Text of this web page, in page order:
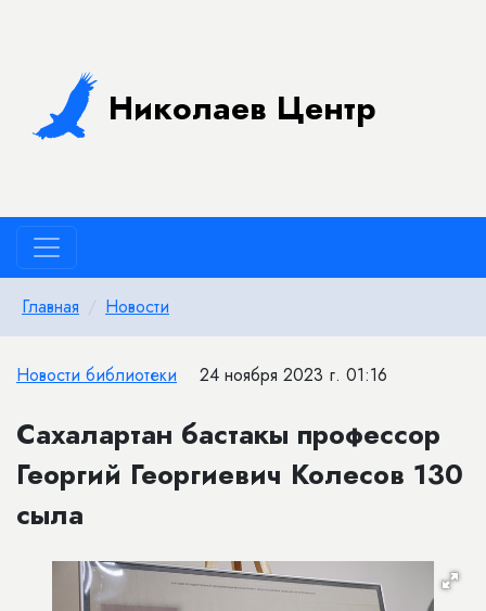
Николаев Центр
Главная Новости
Новости библиотеки 24 ноября 2023 г. 01:16
Сахалартан бастакы профессор
Георгий Георгиевич Колесов 130
сыла